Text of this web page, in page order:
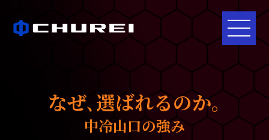
なぜ､選ばれるのか｡
中冷山口の強み